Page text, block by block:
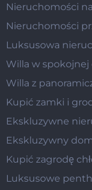
Nieruchomości
Nieruchomości
Luksusowa
Willa w spokojnej
Willa z
Kupić zamki i
Ekskluzywne
Ekskluzywny
Kupić zagrodę
Luksusowe